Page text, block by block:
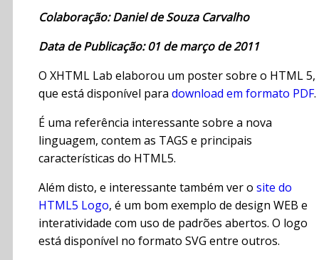
Colaboração: Daniel de Souza Carvalho
Data de Publicação: 01 de março de 2011
O XHTML Lab elaborou um poster sobre o HTML 5,
que está disponível para download em formato PDF.
É uma referência interessante sobre a nova
linguagem, contem as TAGS e principais
características do HTML5.
Além disto, e interessante também ver o site do
HTML5 Logo, é um bom exemplo de design WEB e
interatividade com uso de padrões abertos. O logo
está disponível no formato SVG entre outros.